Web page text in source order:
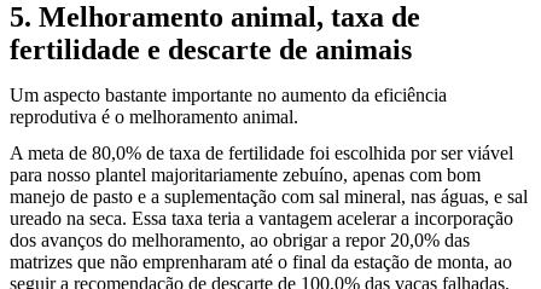
5. Melhoramento animal, taxa de
fertilidade e descarte de animais
Um aspecto bastante importante no aumento da eficiência
reprodutiva é o melhoramento animal.
A meta de 80,0% de taxa de fertilidade foi escolhida por ser viável
para nosso plantel majoritariamente zebuíno, apenas com bom
manejo de pasto e a suplementação com sal mineral, nas águas, e sal
ureado na seca. Essa taxa teria a vantagem acelerar a incorporação
dos avanços do melhoramento, ao obrigar a repor 20,0% das
matrizes que não emprenharam até o final da estação de monta, ao
seguir a recomendação de descarte de 100,0% das vacas falhadas.